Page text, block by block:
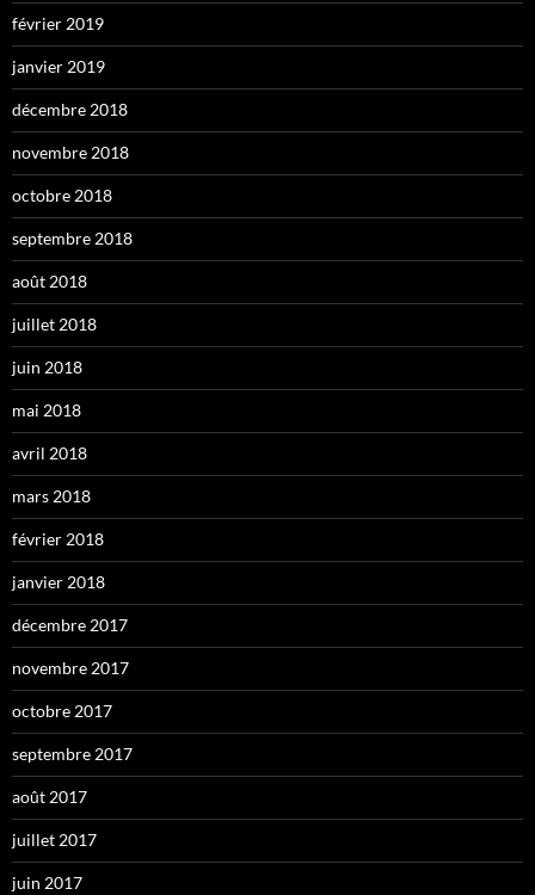
février 2019
janvier 2019
décembre 2018
novembre 2018
octobre 2018
septembre 2018
août 2018
juillet 2018
juin 2018
mai 2018
avril 2018
mars 2018
février 2018
janvier 2018
décembre 2017
novembre 2017
octobre 2017
septembre 2017
août 2017
juillet 2017
juin 2017